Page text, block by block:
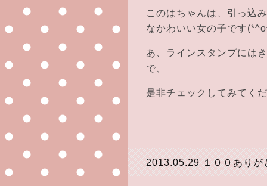
このはちゃんは、引っ込
なかわいい女の子です
あ、ラインスタンプには
で、
是非チェックしてみてく
2013.05.29 １００ありが